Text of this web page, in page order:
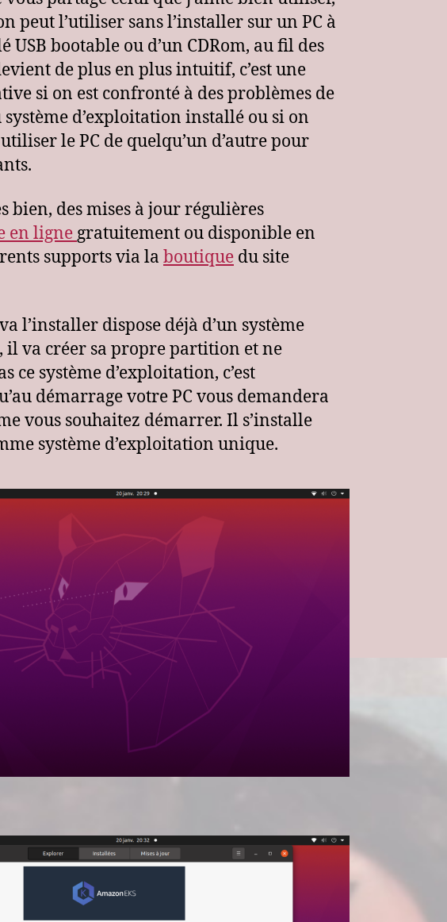
peut l’utiliser sans l’installer sur un PC à
USB bootable ou d’un CDRom, au fil des
de plus en plus intuitif, c’est une
si on est confronté à des problèmes de
d’exploitation installé ou si on
le PC de quelqu’un d’autre pour
bien, des mises à jour régulières
en ligne gratuitement ou disponible en
supports via la boutique du site
l’installer dispose déjà d’un système
il va créer sa propre partition et ne
ce système d’exploitation, c’est
démarrage votre PC vous demandera
vous souhaitez démarrer. Il s’installe
système d’exploitation unique.